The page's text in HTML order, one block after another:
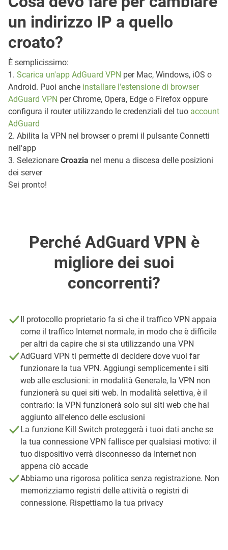
un indirizzo IP a quello
croato?
È semplicissimo:
1. Scarica un'app AdGuard VPN per Mac, Windows, iOS o
Android. Puoi anche installare l'estensione di browser
AdGuard VPN per Chrome, Opera, Edge o Firefox oppure
configura il router utilizzando le credenziali del tuo account
AdGuard
2. Abilita la VPN nel browser o premi il pulsante Connetti
nell'app
3. Selezionare Croazia nel menu a discesa delle posizioni
dei server
Sei pronto!
Perché AdGuard VPN è
migliore dei suoi
concorrenti?
Il protocollo proprietario fa sì che il traffico VPN appaia
come il traffico Internet normale, in modo che è difficile
per altri da capire che si sta utilizzando una VPN
AdGuard VPN ti permette di decidere dove vuoi far
funzionare la tua VPN. Aggiungi semplicemente i siti
web alle esclusioni: in modalità Generale, la VPN non
funzionerà su quei siti web. In modalità selettiva, è il
contrario: la VPN funzionerà solo sui siti web che hai
aggiunto all'elenco delle esclusioni
La funzione Kill Switch proteggerà i tuoi dati anche se
la tua connessione VPN fallisce per qualsiasi motivo: il
tuo dispositivo verrà disconnesso da Internet non
appena ciò accade
Abbiamo una rigorosa politica senza registrazione. Non
memorizziamo registri delle attività o registri di
connessione. Rispettiamo la tua privacy